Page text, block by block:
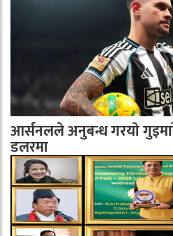
आर्सनलले अनुबन्ध गरयाे
डलरमा